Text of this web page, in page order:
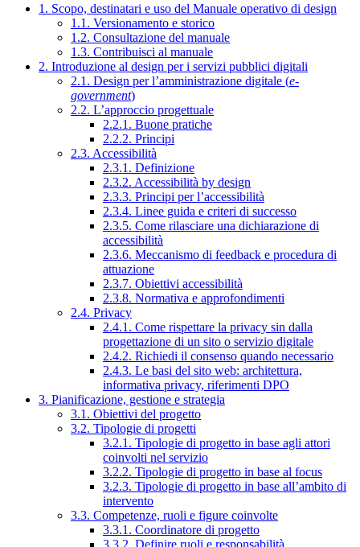
1. Scopo, destinatari e uso del Manuale operativo di design
1.1. Versionamento e storico
1.2. Consultazione del manuale
1.3. Contribuisci al manuale
2. Introduzione al design per i servizi pubblici digitali
2.1. Design per l’amministrazione digitale (e-
government)
2.2. L’approccio progettuale
2.2.1. Buone pratiche
2.2.2. Principi
2.3. Accessibilità
2.3.1. Definizione
2.3.2. Accessibilità by design
2.3.3. Principi per l’accessibilità
2.3.4. Linee guida e criteri di successo
2.3.5. Come rilasciare una dichiarazione di
accessibilità
2.3.6. Meccanismo di feedback e procedura di
attuazione
2.3.7. Obiettivi accessibilità
2.3.8. Normativa e approfondimenti
2.4. Privacy
2.4.1. Come rispettare la privacy sin dalla
progettazione di un sito o servizio digitale
2.4.2. Richiedi il consenso quando necessario
2.4.3. Le basi del sito web: architettura,
informativa privacy, riferimenti DPO
3. Pianificazione, gestione e strategia
3.1. Obiettivi del progetto
3.2. Tipologie di progetti
3.2.1. Tipologie di progetto in base agli attori
coinvolti nel servizio
3.2.2. Tipologie di progetto in base al focus
3.2.3. Tipologie di progetto in base all’ambito di
intervento
3.3. Competenze, ruoli e figure coinvolte
3.3.1. Coordinatore di progetto
3.3.2. Definire ruoli e responsabilità